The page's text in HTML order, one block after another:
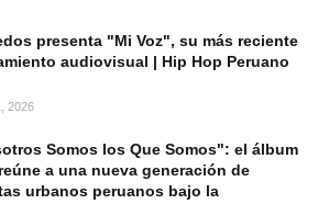
presenta "Mi Voz", su más reciente
audiovisual | Hip Hop Peruano
2026
Somos los Que Somos": el álbum
a una nueva generación de
urbanos peruanos bajo la